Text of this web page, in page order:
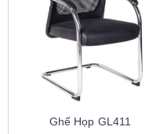
Ghế Họp GL411